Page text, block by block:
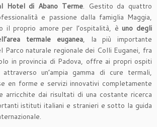
Hotel di Abano Terme. Gestito da quattro
e passione dalla famiglia Maggia,
il proprio amore per l’ospitalità, è uno degli
termale euganea, la più importante
Parco naturale regionale dei Colli Euganei, fra
in provincia di Padova, offre ai propri ospiti
un’ampia gamma di cure termali,
en forme e servizi innovativi completamente
arricchite dai risultati di una costante ricerca
istituti italiani e stranieri e sotto la guida